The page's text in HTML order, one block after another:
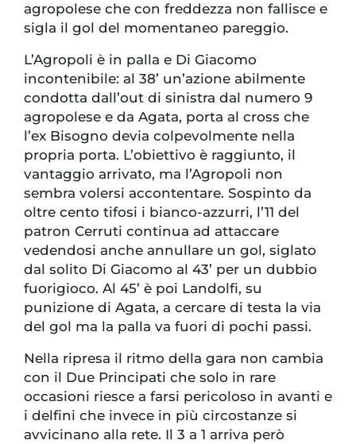
agropolese che con freddezza non fallisce e
sigla il gol del momentaneo pareggio.
L’Agropoli è in palla e Di Giacomo
incontenibile: al 38’ un’azione abilmente
condotta dall’out di sinistra dal numero 9
agropolese e da Agata, porta al cross che
l’ex Bisogno devia colpevolmente nella
propria porta. L’obiettivo è raggiunto, il
vantaggio arrivato, ma l’Agropoli non
sembra volersi accontentare. Sospinto da
oltre cento tifosi i bianco-azzurri, l’11 del
patron Cerruti continua ad attaccare
vedendosi anche annullare un gol, siglato
dal solito Di Giacomo al 43’ per un dubbio
fuorigioco. Al 45’ è poi Landolfi, su
punizione di Agata, a cercare di testa la via
del gol ma la palla va fuori di pochi passi.
Nella ripresa il ritmo della gara non cambia
con il Due Principati che solo in rare
occasioni riesce a farsi pericoloso in avanti e
i delfini che invece in più circostanze si
avvicinano alla rete. Il 3 a 1 arriva però